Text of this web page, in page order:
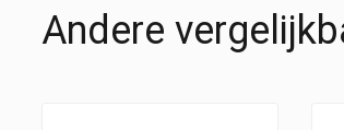
Andere